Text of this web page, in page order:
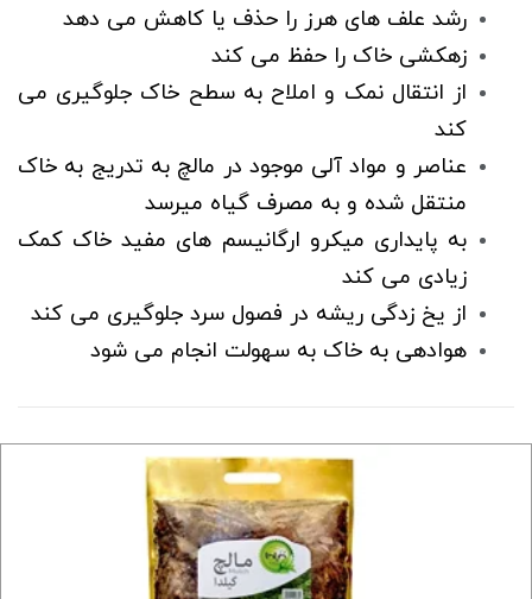
رشد علف های هرز را حذف یا کاهش می دهد
زهکشی خاک را حفظ می کند
از انتقال نمک و املاح به سطح خاک جلوگیری می
کند
عناصر و مواد آلی موجود در مالچ به تدریج به خاک
منتقل شده و به مصرف گیاه میرسد
به پایداری میکرو ارگانیسم های مفید خاک کمک
زیادی می کند
از یخ زدگی ریشه در فصول سرد جلوگیری می کند
هوادهی به خاک به سهولت انجام می شود